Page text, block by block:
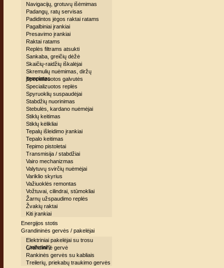
Navigacijų, grotuvų išėmimas
Padangų, ratų servisas
Padidintos jėgos raktai ratams
Pagalbiniai įrankiai
Presavimo įrankiai
Raktai ratams
Replės filtrams atsukti
Sankaba, greičių dėžė
Skaičių-raidžių iškalėjai
Skremulių nuėmimas, diržų
įtempimas
Specializuotos galvutės
Specializuotos replės
Spyruoklių suspaudėjai
Stabdžių nuorinimas
Stebulės, kardano nuėmėjai
Stiklų keitimas
Stiklų kėlikliai
Tepalų išleidimo įrankiai
Tepalo keitimas
Tepimo pistoletai
Transmisija / stabdžiai
Vairo mechanizmas
Valytuvų svirčių nuėmėjai
Variklio skyrius
Važiuoklės remontas
Vožtuvai, cilindrai, stūmokliai
Žarnų užspaudimo replės
Žvakių raktai
Kiti įrankiai
Energijos stotis
Grandininės gervės / pakelėjai
Elektriniai pakelėjai su trosu
(„telferiai“)
Grandininė gervė
Rankinės gervės su kabliais
Treilerių, priekabų traukimo gervės